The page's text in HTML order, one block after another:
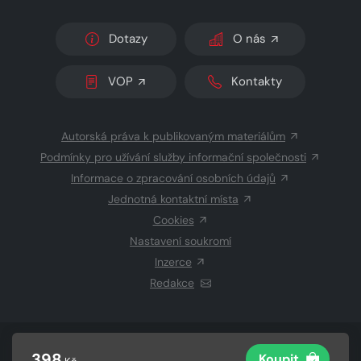
Dotazy O nás
VOP Kontakty
Autorská práva k publikovaným materiálům
Podmínky pro užívání služby informační společnosti
Informace o zpracování osobních údajů
Jednotná kontaktní místa
Cookies
Nastavení soukromí
Inzerce
Redakce
CZECH NEWS CENTER a.s.a dodavatelé